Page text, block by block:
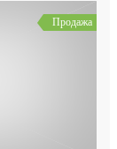
Продажа